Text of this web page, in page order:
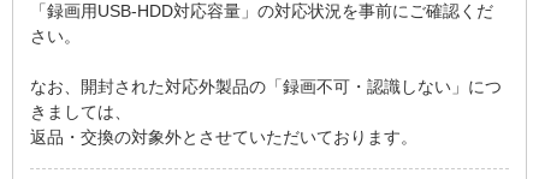
「録画用USB-HDD対応容量」の対応状況を事前にご確認くだ
さい。
なお、開封された対応外製品の「録画不可・認識しない」につ
きましては、
返品・交換の対象外とさせていただいております。